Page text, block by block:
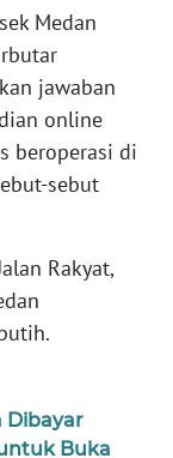
Medan
jawaban
online
beroperasi di
sebut
Rakyat,
Dibayar
Buka